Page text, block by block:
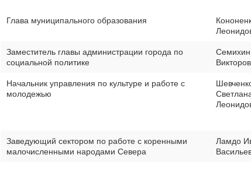
Глава муниципального образования
Заместитель главы администрации города по
социальной политике
Семихин
Начальник управления по культуре и работе с
молодежью
Заведующий сектором по работе с коренными
малочисленными народами Севера
Ламдо